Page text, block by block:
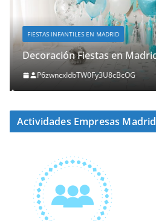
FIESTAS INFANTILES EN MADRID
Decoración Fiestas en Madrid
P6zwncxIdbTW0Fy3U8cBcOG
Actividades Empresas Madrid